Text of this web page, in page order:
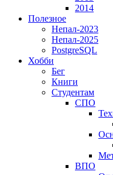
2014
Полезное
Непал-2023
Непал-2025
PostgreSQL
Хобби
Бег
Книги
Студентам
СПО
ВПО